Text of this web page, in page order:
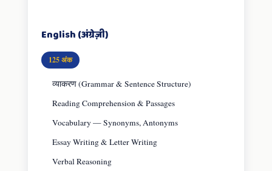
English (अंग्रेज़ी)
125 अंक
व्याकरण (Grammar & Sentence Structure)
Reading Comprehension & Passages
Vocabulary — Synonyms, Antonyms
Essay Writing & Letter Writing
Verbal Reasoning